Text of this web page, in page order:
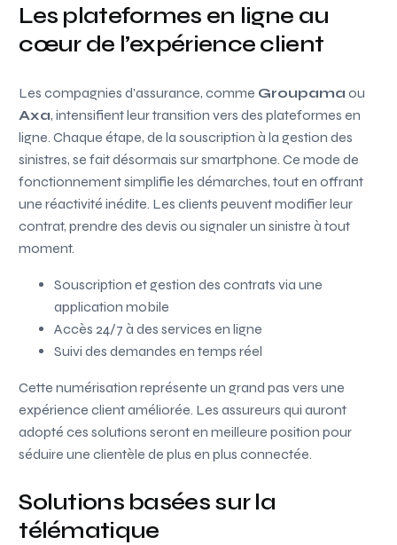
Les plateformes en ligne au
cœur de l’expérience client
Les compagnies d’assurance, comme Groupama ou
Axa, intensifient leur transition vers des plateformes en
ligne. Chaque étape, de la souscription à la gestion des
sinistres, se fait désormais sur smartphone. Ce mode de
fonctionnement simplifie les démarches, tout en offrant
une réactivité inédite. Les clients peuvent modifier leur
contrat, prendre des devis ou signaler un sinistre à tout
moment.
Souscription et gestion des contrats via une
application mobile
Accès 24/7 à des services en ligne
Suivi des demandes en temps réel
Cette numérisation représente un grand pas vers une
expérience client améliorée. Les assureurs qui auront
adopté ces solutions seront en meilleure position pour
séduire une clientèle de plus en plus connectée.
Solutions basées sur la
télématique